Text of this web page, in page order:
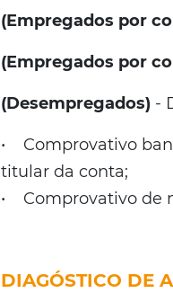
(Empregados por
(Empregados por
(Desempregados) -
• Comprovativo
titular da conta;
• Comprovativo de
DIAGÓSTICO DE